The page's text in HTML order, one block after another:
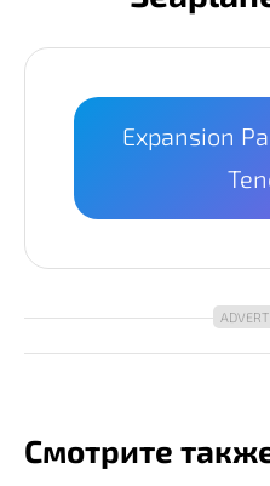
Expansion
Смотрите